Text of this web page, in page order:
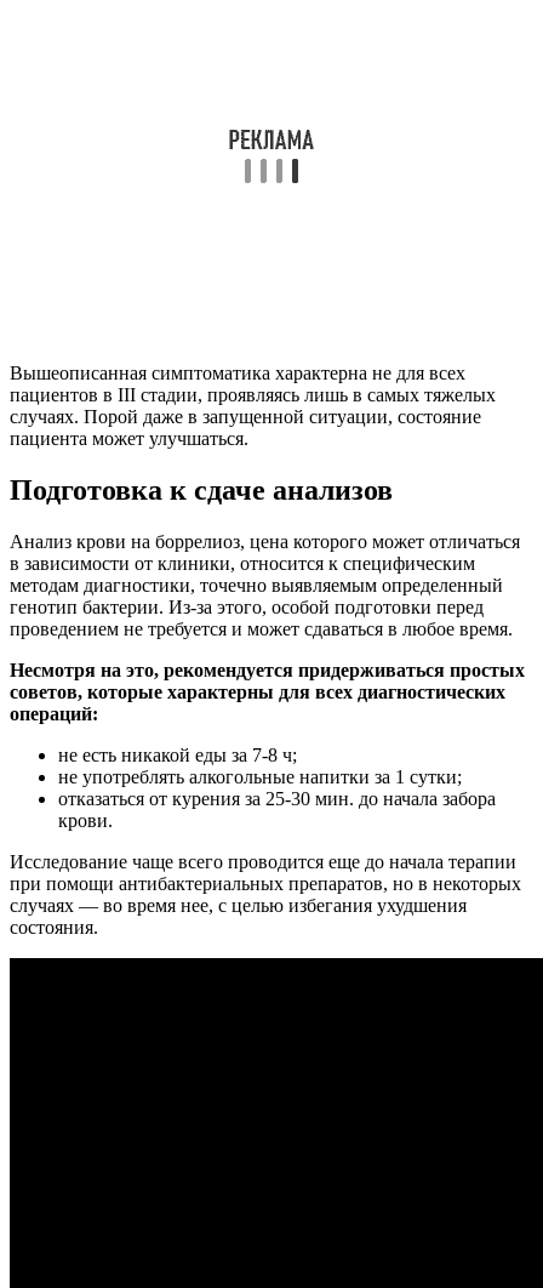
Вышеописанная симптоматика характерна не для всех
пациентов в III стадии, проявляясь лишь в самых тяжелых
случаях. Порой даже в запущенной ситуации, состояние
пациента может улучшаться.
Подготовка к сдаче анализов
Анализ крови на боррелиоз, цена которого может отличаться
в зависимости от клиники, относится к специфическим
методам диагностики, точечно выявляемым определенный
генотип бактерии. Из-за этого, особой подготовки перед
проведением не требуется и может сдаваться в любое время.
Несмотря на это, рекомендуется придерживаться простых
советов, которые характерны для всех диагностических
операций:
не есть никакой еды за 7-8 ч;
не употреблять алкогольные напитки за 1 сутки;
отказаться от курения за 25-30 мин. до начала забора
крови.
Исследование чаще всего проводится еще до начала терапии
при помощи антибактериальных препаратов, но в некоторых
случаях — во время нее, с целью избегания ухудшения
состояния.